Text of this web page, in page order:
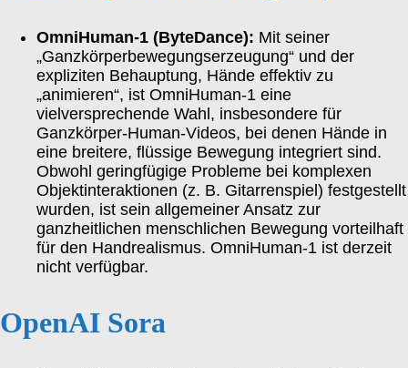
OmniHuman-1 (ByteDance): Mit seiner
„Ganzkörperbewegungserzeugung“ und der
expliziten Behauptung, Hände effektiv zu
„animieren“, ist OmniHuman-1 eine
vielversprechende Wahl, insbesondere für
Ganzkörper-Human-Videos, bei denen Hände in
eine breitere, flüssige Bewegung integriert sind.
Obwohl geringfügige Probleme bei komplexen
Objektinteraktionen (z. B. Gitarrenspiel) festgestellt
wurden, ist sein allgemeiner Ansatz zur
ganzheitlichen menschlichen Bewegung vorteilhaft
für den Handrealismus. OmniHuman-1 ist derzeit
nicht verfügbar.
OpenAI Sora